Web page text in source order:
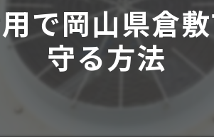
ビルト
エアコ
で岡山県倉
守る方法